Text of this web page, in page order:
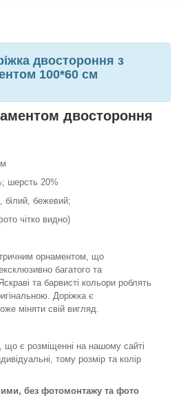
двостороння з
100*60 см
двостороння
шерсть 20%
білий, бежевий;
чітко видно)
орнаментом, що
багатого та
та барвисті кольори роблять
Доріжка є
міняти свій вигляд.
що є розміщенні на нашому сайті
тому розмір та колір
без фотомонтажу та фото